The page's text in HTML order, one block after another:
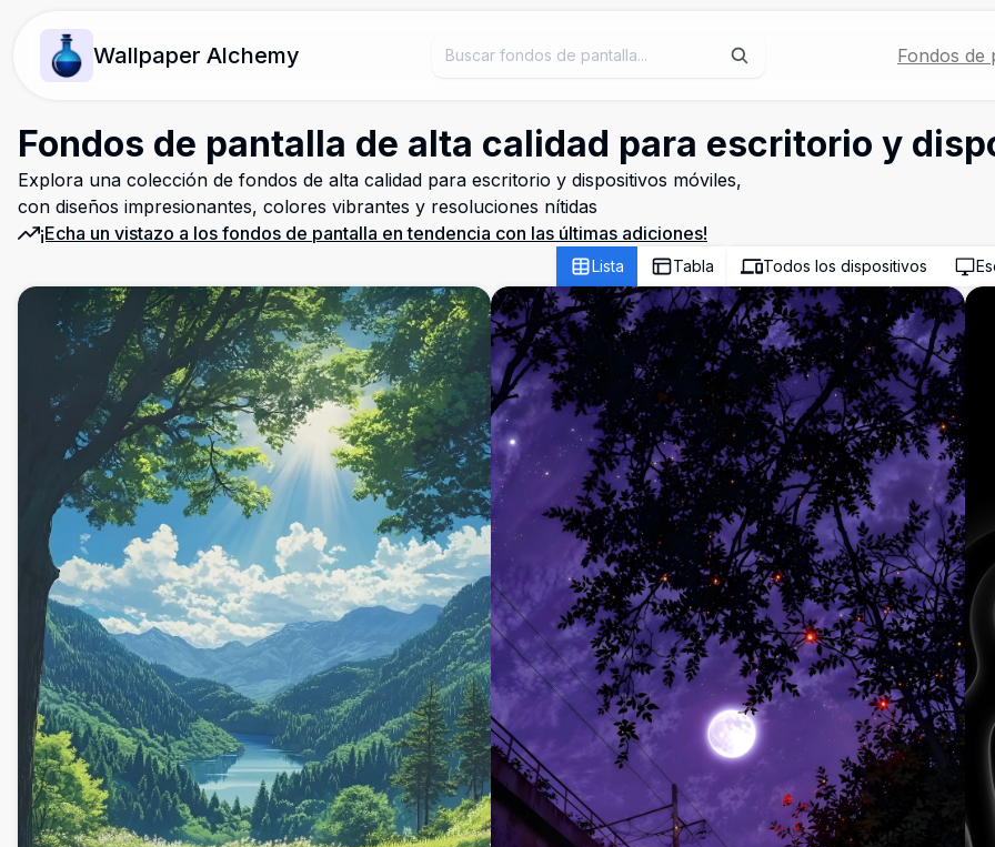
Wallpaper Alchemy Fondos de
Fondos de pantalla de alta calidad para escritorio y
Explora una colección de fondos de alta calidad para escritorio y dispositivos móviles,
con diseños impresionantes, colores vibrantes y resoluciones nítidas
¡Echa un vistazo a los fondos de pantalla en tendencia con las últimas adiciones!
Lista Tabla Todos los dispositivos